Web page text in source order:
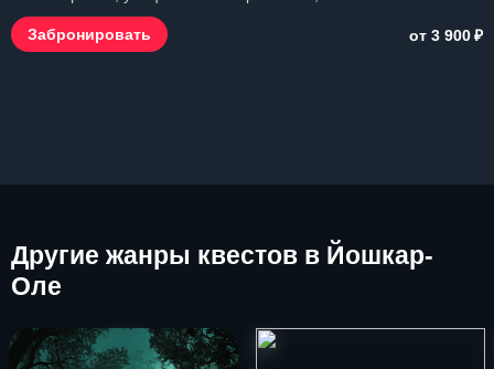
Забронировать от 3 900₽
Другие жанры квестов в Йошкар-
Оле